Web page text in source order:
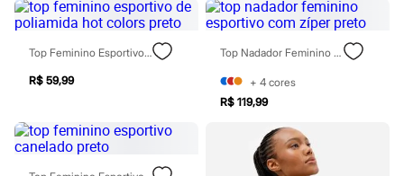
1 a 5 anos
4 a 12 anos
Acessórios
Recém-nascido
Bolsas e Mochilas
Calçados
Botas
Chinelos
Pantufas
Top Feminino Esportivo De Poliamida Hot Colors Preto
R$ 59,99
Top Nadador Feminino Esportivo Com Zíper Preto
+ 4 cores
R$ 119,99